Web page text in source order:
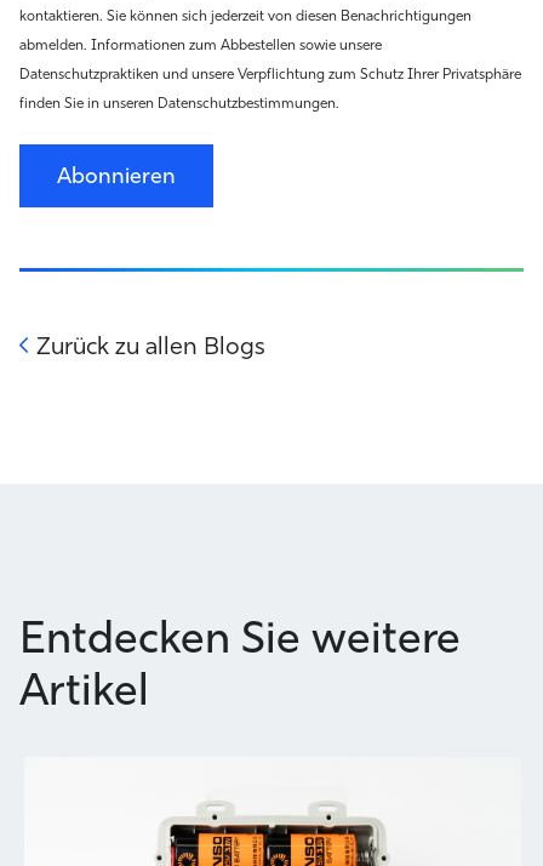
kontaktieren. Sie können sich jederzeit von diesen Benachrichtigungen
abmelden. Informationen zum Abbestellen sowie unsere
Datenschutzpraktiken und unsere Verpflichtung zum Schutz Ihrer Privatsphäre
finden Sie in unseren Datenschutzbestimmungen.
Zurück zu allen Blogs
Entdecken Sie weitere
Artikel